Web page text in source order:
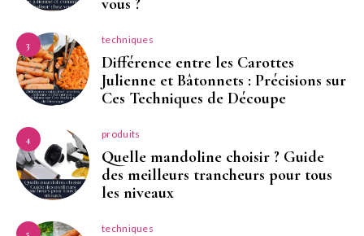
vous ?
3 techniques
Différence entre les Carottes
Julienne et Bâtonnets : Précisions sur
Ces Techniques de Découpe
4 produits
Quelle mandoline choisir ? Guide
des meilleurs trancheurs pour tous
les niveaux
5 techniques